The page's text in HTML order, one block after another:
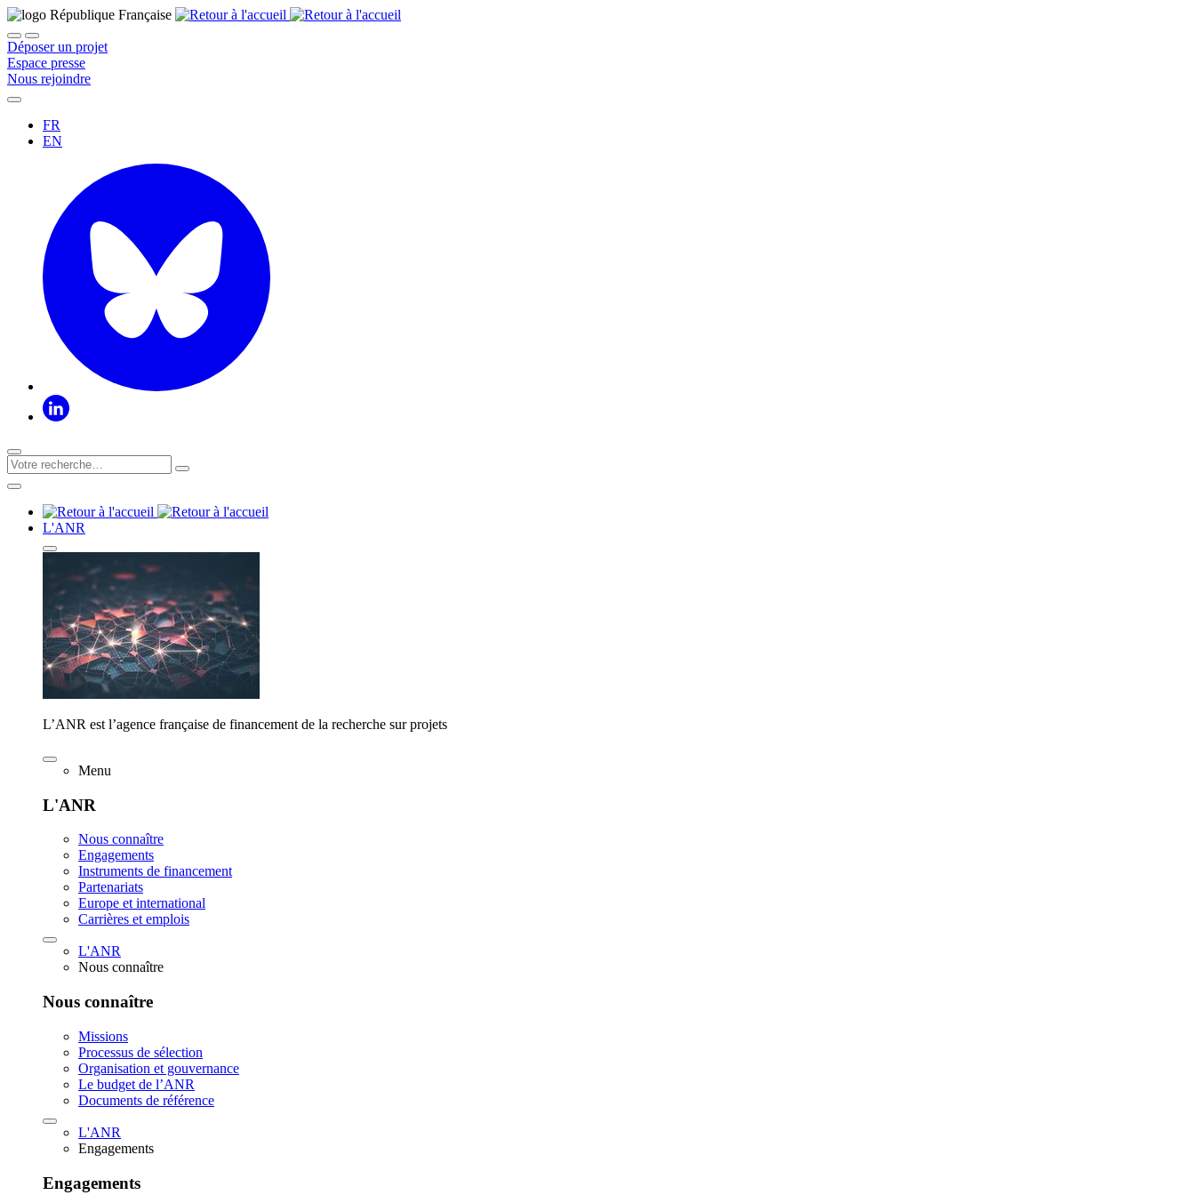
Déposer un projet
Espace presse
Nous rejoindre
FR
EN
L'ANR
L’ANR est l’agence française de financement de la recherche sur projets
Menu
L'ANR
Nous connaître
Engagements
Instruments de financement
Partenariats
Europe et international
Carrières et emplois
L'ANR
Nous connaître
Nous connaître
Missions
Processus de sélection
Organisation et gouvernance
Le budget de l’ANR
Documents de référence
L'ANR
Engagements
Engagements